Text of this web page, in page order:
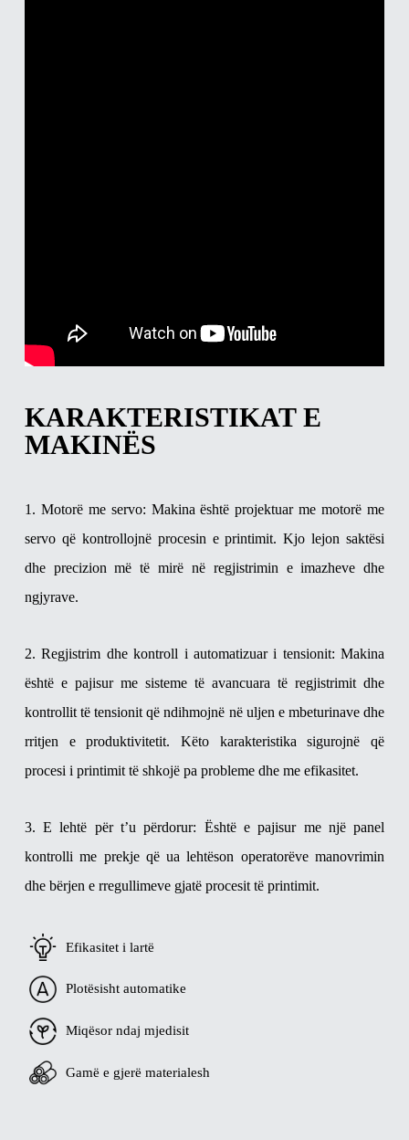
KARAKTERISTIKAT E
MAKINËS
1. Motorë me servo: Makina është projektuar me motorë me
servo që kontrollojnë procesin e printimit. Kjo lejon saktësi
dhe precizion më të mirë në regjistrimin e imazheve dhe
ngjyrave.
2. Regjistrim dhe kontroll i automatizuar i tensionit: Makina
është e pajisur me sisteme të avancuara të regjistrimit dhe
kontrollit të tensionit që ndihmojnë në uljen e mbeturinave dhe
rritjen e produktivitetit. Këto karakteristika sigurojnë që
procesi i printimit të shkojë pa probleme dhe me efikasitet.
3. E lehtë për t’u përdorur: Është e pajisur me një panel
kontrolli me prekje që ua lehtëson operatorëve manovrimin
dhe bërjen e rregullimeve gjatë procesit të printimit.
Efikasitet i lartë
Plotësisht automatike
Miqësor ndaj mjedisit
Gamë e gjerë materialesh